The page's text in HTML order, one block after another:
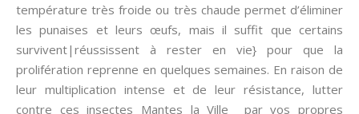
température très froide ou très chaude permet d’éliminer
les punaises et leurs œufs, mais il suffit que certains
survivent|réussissent à rester en vie} pour que la
prolifération reprenne en quelques semaines. En raison de
leur multiplication intense et de leur résistance, lutter
contre ces insectes Mantes la Ville par vos propres